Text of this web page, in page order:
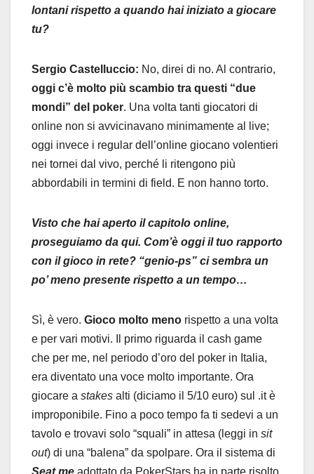
lontani rispetto a quando hai iniziato a giocare
tu?
Sergio Castelluccio: No, direi di no. Al contrario,
oggi c’è molto più scambio tra questi “due
mondi” del poker. Una volta tanti giocatori di
online non si avvicinavano minimamente al live;
oggi invece i regular dell’online giocano volentieri
nei tornei dal vivo, perché li ritengono più
abbordabili in termini di field. E non hanno torto.
Visto che hai aperto il capitolo online,
proseguiamo da qui. Com’è oggi il tuo rapporto
con il gioco in rete? “genio-ps” ci sembra un
po’ meno presente rispetto a un tempo…
Sì, è vero. Gioco molto meno rispetto a una volta
e per vari motivi. Il primo riguarda il cash game
che per me, nel periodo d’oro del poker in Italia,
era diventato una voce molto importante. Ora
giocare a stakes alti (diciamo il 5/10 euro) sul .it è
improponibile. Fino a poco tempo fa ti sedevi a un
tavolo e trovavi solo “squali” in attesa (leggi in sit
out) di una “balena” da spolpare. Ora il sistema di
Seat me adottato da PokerStars ha in parte risolto